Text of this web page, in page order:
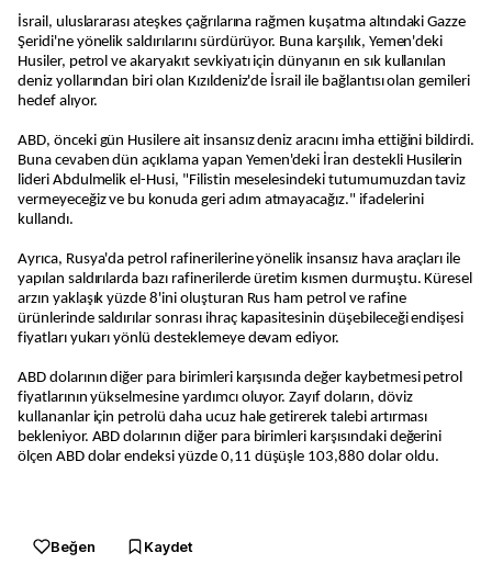
İsrail, uluslararası ateşkes çağrılarına rağmen kuşatma altındaki Gazze
Şeridi'ne yönelik saldırılarını sürdürüyor. Buna karşılık, Yemen'deki
Husiler, petrol ve akaryakıt sevkiyatı için dünyanın en sık kullanılan
deniz yollarından biri olan Kızıldeniz'de İsrail ile bağlantısı olan gemileri
hedef alıyor.
ABD, önceki gün Husilere ait insansız deniz aracını imha ettiğini bildirdi.
Buna cevaben dün açıklama yapan Yemen'deki İran destekli Husilerin
lideri Abdulmelik el-Husi, "Filistin meselesindeki tutumumuzdan taviz
vermeyeceğiz ve bu konuda geri adım atmayacağız." ifadelerini
kullandı.
Ayrıca, Rusya'da petrol rafinerilerine yönelik insansız hava araçları ile
yapılan saldırılarda bazı rafinerilerde üretim kısmen durmuştu. Küresel
arzın yaklaşık yüzde 8'ini oluşturan Rus ham petrol ve rafine
ürünlerinde saldırılar sonrası ihraç kapasitesinin düşebileceği endişesi
fiyatları yukarı yönlü desteklemeye devam ediyor.
ABD dolarının diğer para birimleri karşısında değer kaybetmesi petrol
fiyatlarının yükselmesine yardımcı oluyor. Zayıf doların, döviz
kullananlar için petrolü daha ucuz hale getirerek talebi artırması
bekleniyor. ABD dolarının diğer para birimleri karşısındaki değerini
ölçen ABD dolar endeksi yüzde 0,11 düşüşle 103,880 dolar oldu.
Beğen Kaydet